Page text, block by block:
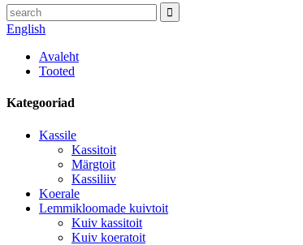
English
Avaleht
Tooted
Kategooriad
Kassile
Kassitoit
Märgtoit
Kassiliiv
Koerale
Lemmikloomade kuivtoit
Kuiv kassitoit
Kuiv koeratoit